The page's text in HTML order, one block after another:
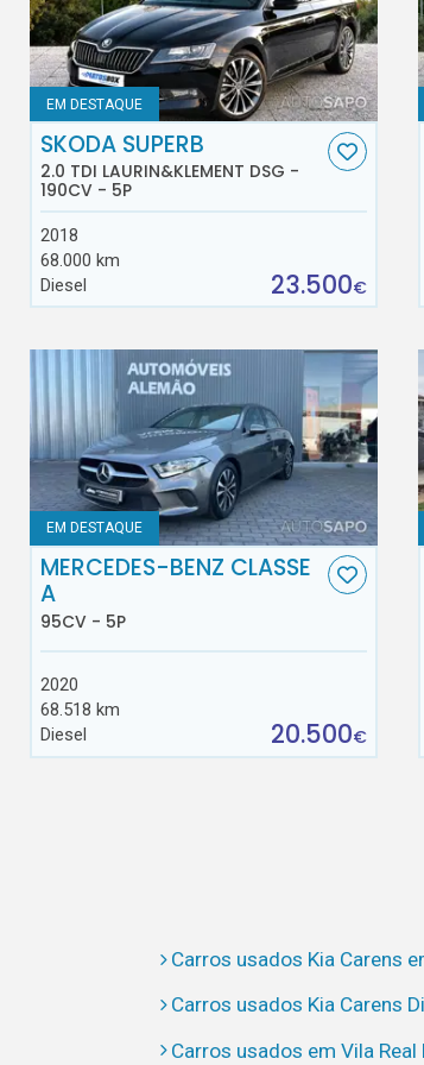
EM DESTAQUE
SKODA SUPERB
2.0 TDI LAURIN&KLEMENT DSG -
190CV - 5P
2018
68.000 km
Diesel
23.500€
EM DESTAQUE
MERCEDES-BENZ CLASSE
A
95CV - 5P
2020
68.518 km
Diesel
20.500€
Carros usados Kia Carens
Carros usados Kia Carens
Carros usados em Vila Real